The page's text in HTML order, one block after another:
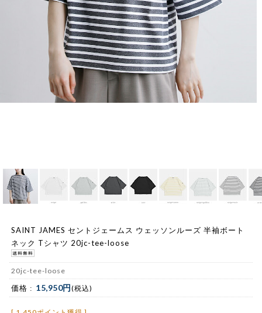
SAINT JAMES セントジェームス ウェッソンルーズ 半袖ボート
ネック Tシャツ 20jc-tee-loose
20jc-tee-loose
価格 : 15,950円(税込)